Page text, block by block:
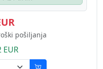
pošiljanja